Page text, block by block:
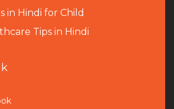
in Hindi for Child
Tips in Hindi